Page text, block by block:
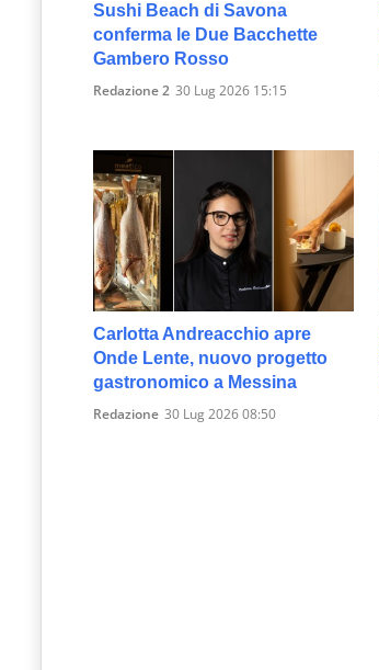
Sushi Beach di Savona
conferma le Due Bacchette
Gambero Rosso
Redazione 2 30 Lug 2026 15:15
Carlotta Andreacchio apre
Onde Lente, nuovo progetto
gastronomico a Messina
Redazione 30 Lug 2026 08:50